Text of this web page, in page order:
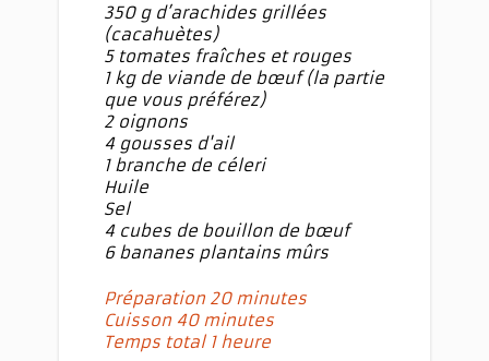
350 g d’arachides grillées
(cacahuètes)
5 tomates fraîches et rouges
1 kg de viande de bœuf (la partie
que vous préférez)
2 oignons
4 gousses d'ail
1 branche de céleri
Huile
Sel
4 cubes de bouillon de bœuf
6 bananes plantains mûrs
Préparation 20 minutes
Cuisson 40 minutes
Temps total 1 heure